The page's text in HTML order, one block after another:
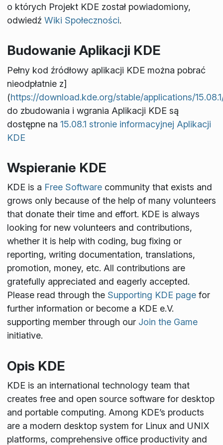
o których Projekt KDE został powiadomiony,
odwiedź Wiki Społeczności.
Budowanie Aplikacji KDE
Pełny kod źródłowy aplikacji KDE można pobrać
nieodpłatnie z]
(https://download.kde.org/stable/applications/
do zbudowania i wgrania Aplikacji KDE są
dostępne na 15.08.1 stronie informacyjnej Aplikacji
KDE
Wspieranie KDE
KDE is a Free Softwarecommunity that exists and
grows only because of the help of many volunteers
that donate their time and effort. KDE is always
looking for new volunteers and contributions,
whether it is help with coding, bug fixing or
reporting, writing documentation, translations,
promotion, money, etc. All contributions are
gratefully appreciated and eagerly accepted.
Please read through the Supporting KDE pagefor
further information or become a KDE e.V.
supporting member through our Join the Game
initiative.
Opis KDE
KDE is an international technology team that
creates free and open source software for desktop
and portable computing. Among KDE’s products
are a modern desktop system for Linux and UNIX
platforms, comprehensive office productivity and